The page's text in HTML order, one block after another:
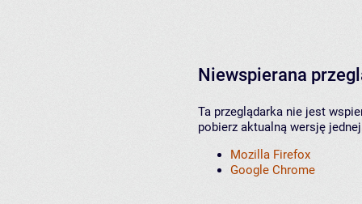
Niewspierana
Ta przeglądarka nie jest
pobierz aktualną wersję
Mozilla Firefox
Google Chrome